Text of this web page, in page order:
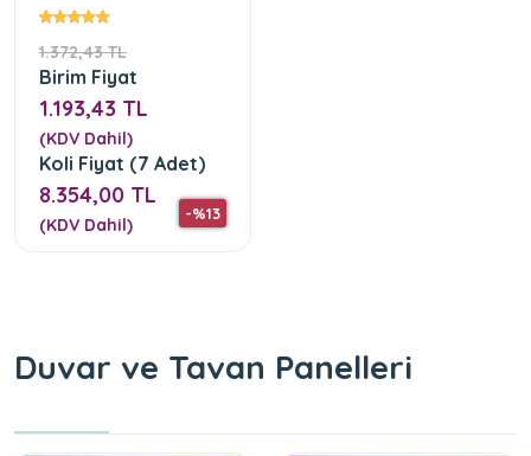
1.372,43 TL
-%13
Birim Fiyat
1.193,43 TL
(KDV Dahil)
Koli Fiyat (7 Adet)
8.354,00 TL
(KDV Dahil)
Duvar ve Tavan Panelleri